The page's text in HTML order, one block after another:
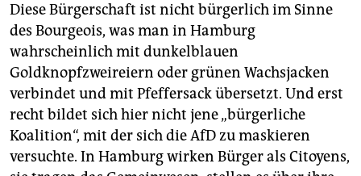
Diese Bürgerschaft ist nicht bürgerlich im Sinne
des Bourgeois, was man in Hamburg
wahrscheinlich mit dunkelblauen
Goldknopfzweireiern oder grünen Wachsjacken
verbindet und mit Pfeffersack übersetzt. Und erst
recht bildet sich hier nicht jene „bürgerliche
Koalition“, mit der sich die AfD zu maskieren
versuchte. In Hamburg wirken Bürger als Citoyens,